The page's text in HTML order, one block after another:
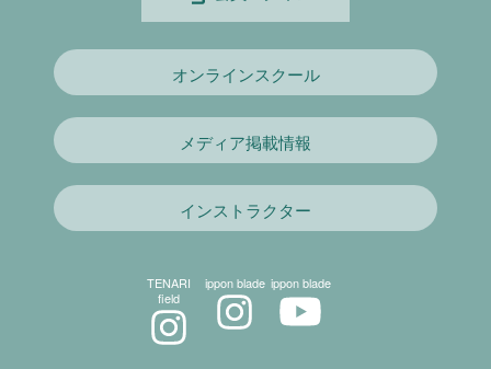
TENARI
field
ippon blade ippon blade
オンラインスクール
メディア掲載情報
インストラクター